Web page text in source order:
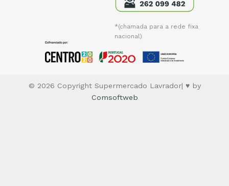
*(chamada para a rede fixa
nacional)
© 2026 Copyright Supermercado Lavrador| ♥ by
Comsoftweb